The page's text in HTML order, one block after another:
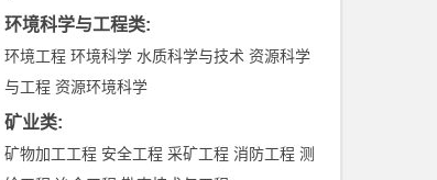
环境科学与工程类:
环境工程 环境科学 水质科学与技术 资源科学
与工程 资源环境科学
矿业类:
矿物加工工程 安全工程 采矿工程 消防工程 测